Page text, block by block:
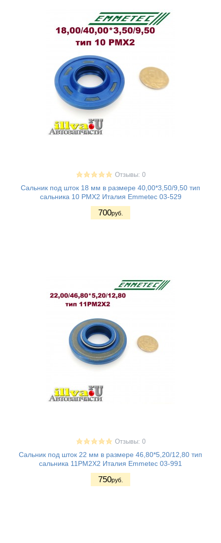
Отзывы: 0
Сальник под шток 18 мм в размере 40,00*3,50/9,50 тип
сальника 10 PMX2 Италия Emmetec 03-529
700руб.
Отзывы: 0
Сальник под шток 22 мм в размере 46,80*5,20/12,80 тип
сальника 11PM2X2 Италия Emmetec 03-991
750руб.